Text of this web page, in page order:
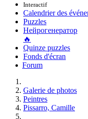
Interactif
Calendrier des
Puzzles
Нейрогенератор
🔥
Quinze puzzles
Fonds d'écran
Forum
Galerie de photos
Peintres
Pissarro, Camille